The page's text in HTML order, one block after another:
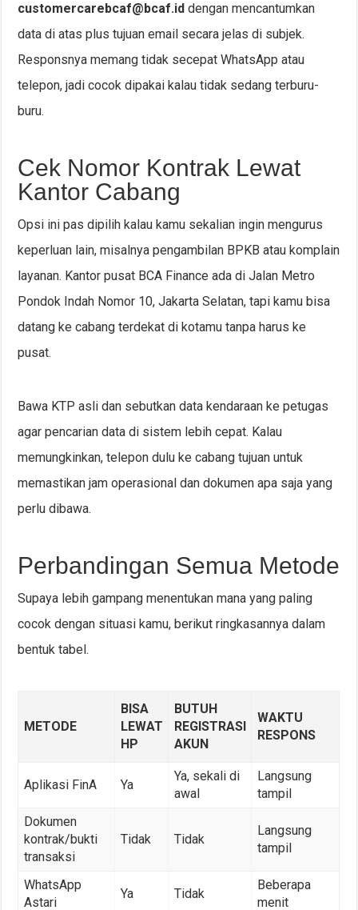
customercarebcaf@bcaf.id dengan mencantumkan
data di atas plus tujuan email secara jelas di subjek.
Responsnya memang tidak secepat WhatsApp atau
telepon, jadi cocok dipakai kalau tidak sedang terburu-
buru.
Cek Nomor Kontrak Lewat
Kantor Cabang
Opsi ini pas dipilih kalau kamu sekalian ingin mengurus
keperluan lain, misalnya pengambilan BPKB atau komplain
layanan. Kantor pusat BCA Finance ada di Jalan Metro
Pondok Indah Nomor 10, Jakarta Selatan, tapi kamu bisa
datang ke cabang terdekat di kotamu tanpa harus ke
pusat.
Bawa KTP asli dan sebutkan data kendaraan ke petugas
agar pencarian data di sistem lebih cepat. Kalau
memungkinkan, telepon dulu ke cabang tujuan untuk
memastikan jam operasional dan dokumen apa saja yang
perlu dibawa.
Perbandingan Semua Metode
Supaya lebih gampang menentukan mana yang paling
cocok dengan situasi kamu, berikut ringkasannya dalam
bentuk tabel.
METODE
BISA
LEWAT
HP
BUTUH
REGISTRASI
AKUN
WAKTU
RESPONS
Aplikasi FinA Ya
Ya, sekali di
awal
Langsung
tampil
Dokumen
kontrak/bukti
transaksi
Tidak Tidak
Langsung
tampil
WhatsApp
Astari
Ya Tidak
Beberapa
menit